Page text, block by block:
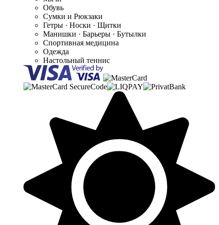
Обувь
Сумки и Рюкзаки
Гетры · Носки · Щитки
Манишки · Барьеры · Бутылки
Спортивная медицина
Одежда
Настольный теннис